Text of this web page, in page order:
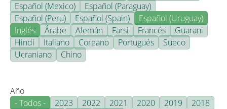
Español (Mexico)
Español (Paraguay)
Español (Peru)
Español (Spain)
Español (Uruguay)
Inglés
Árabe Alemán Farsi Francés
Guarani
Hindi
Italiano Coreano Portugués
Sueco
Ucraniano
Chino
Año
- Todos -
2023 2022 2021 2020 2019
2018